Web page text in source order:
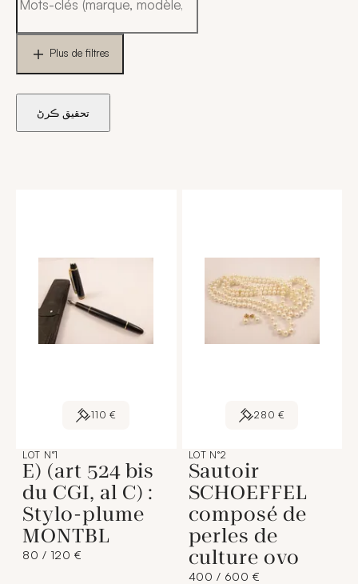
Plus de filtres
تحقيق ڪرڻ
110 €
LOT N°1
E) (art 524 bis
du CGI, al C) :
Stylo-plume
MONTBL
80 / 120 €
280 €
LOT N°2
Sautoir
SCHOEFFEL
composé de
perles de
culture ovo
400 / 600 €